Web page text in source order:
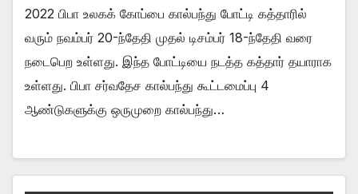
2022 பிபா உலகக் கோப்பை கால்பந்து போட்டி கத்தாரில்
வரும் நவம்பர் 20-ந்தேதி முதல் டிசம்பர் 18-ந்தேதி வரை
நடைபெற உள்ளது. இந்த போட்டியை நடத்த கத்தார் தயாராக
உள்ளது. பிபா சர்வதேச கால்பந்து கூட்டமைப்பு 4
ஆண்டுகளுக்கு ஒருமுறை கால்பந்து…